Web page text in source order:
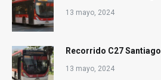
13 mayo, 2024
Recorrido C27 Santiago
13 mayo, 2024